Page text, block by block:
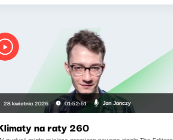
28 kwietnia 2026 01:52:51 Jan Janczy
na raty 260